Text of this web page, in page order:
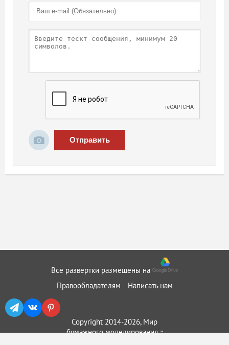
Отправить
Все развертки размещены на
Правообладателям
Написать нам
Copyright 2014-2026, Мир
бумажного моделирования ::